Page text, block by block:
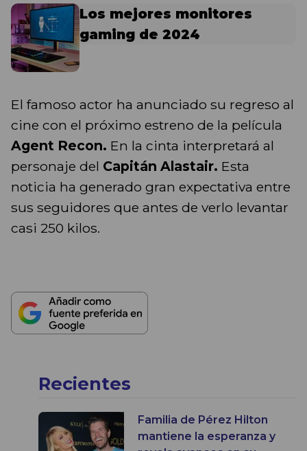
Los mejores monitores
gaming de 2024
El famoso actor ha anunciado su regreso al
cine con el próximo estreno de la película
Agent Recon. En la cinta interpretará al
personaje del Capitán Alastair. Esta
noticia ha generado gran expectativa entre
sus seguidores que antes de verlo levantar
casi 250 kilos.
Recientes
Familia de Pérez Hilton
mantiene la esperanza y